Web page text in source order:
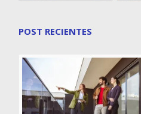
POST RECIENTES